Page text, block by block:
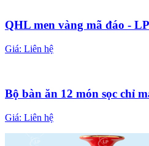
QHL men vàng mã đáo -
Giá: Liên hệ
Bộ bàn ăn 12 món sọc chỉ
Giá: Liên hệ